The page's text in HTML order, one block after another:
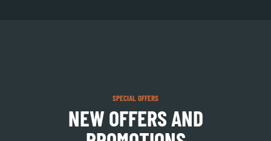
SPECIAL OFFERS
NEW OFFERS AND